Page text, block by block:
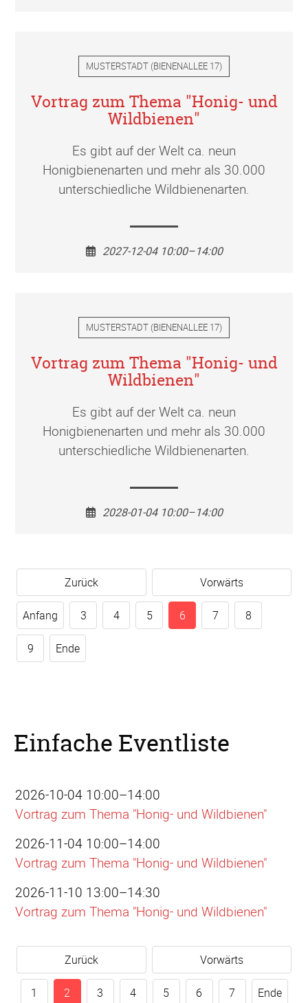
MUSTERSTADT (BIENENALLEE 17)
Vortrag zum Thema "Honig- und
Wildbienen"
Es gibt auf der Welt ca. neun
Honigbienenarten und mehr als 30.000
unterschiedliche Wildbienenarten.
2027-12-04 10:00–14:00
MUSTERSTADT (BIENENALLEE 17)
Vortrag zum Thema "Honig- und
Wildbienen"
Es gibt auf der Welt ca. neun
Honigbienenarten und mehr als 30.000
unterschiedliche Wildbienenarten.
2028-01-04 10:00–14:00
Zurück Vorwärts
Anfang 3 4 5 6 7 8
9 Ende
Einfache Eventliste
2026-10-04 10:00–14:00
Vortrag zum Thema "Honig- und Wildbienen"
2026-11-04 10:00–14:00
Vortrag zum Thema "Honig- und Wildbienen"
2026-11-10 13:00–14:30
Vortrag zum Thema "Honig- und Wildbienen"
Zurück Vorwärts
1 2 3 4 5 6 7 Ende